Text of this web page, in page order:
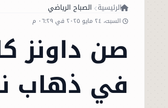
الرئيسية الصباح الرياضي
السبت، ٢٤ مايو ٢٠٢٥ في ٠٦:٢٩ م
صن داونز
في ذهاب